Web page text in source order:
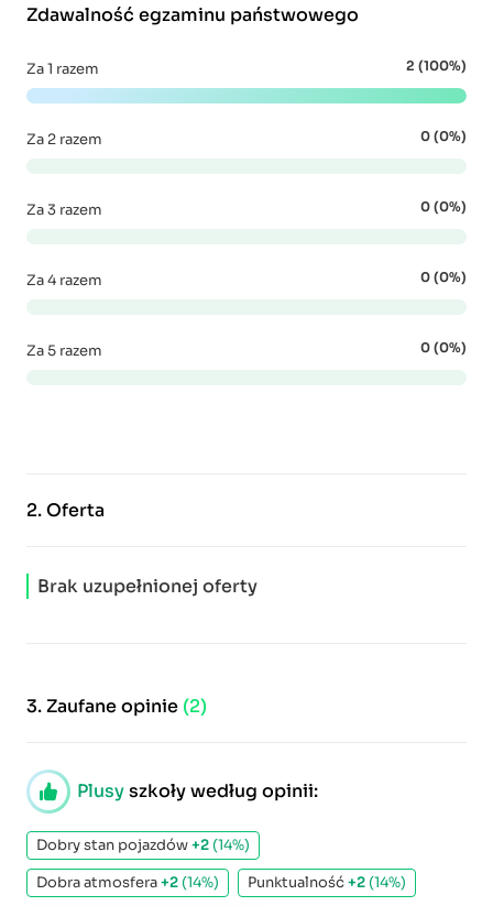
Zdawalność egzaminu państwowego
Za 1 razem 2 (100%)
Za 2 razem 0 (0%)
Za 3 razem 0 (0%)
Za 4 razem 0 (0%)
Za 5 razem 0 (0%)
2.Oferta
Brak uzupełnionej oferty
3.Zaufane opinie (2)
Plusyszkoły według opinii:
Dobry stan pojazdów+2 (14%)
Dobra atmosfera+2 (14%) Punktualność+2 (14%)